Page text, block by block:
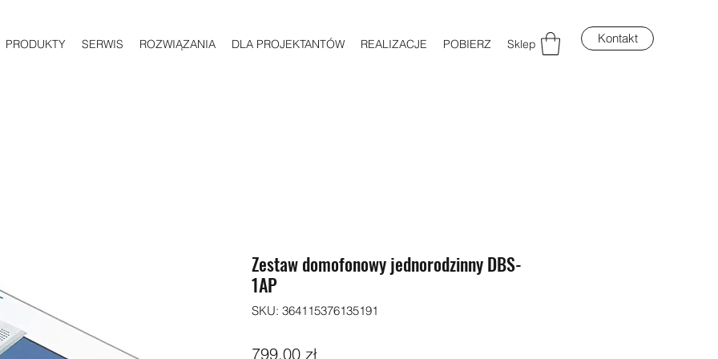
PRODUKTY SERWIS ROZWIĄZANIA DLA PROJEKTANTÓW REALIZACJE POBIERZ Sklep Kontakt
Zestaw domofonowy jednorodzinny DBS-
1AP
SKU: 364115376135191
799,00 złCena